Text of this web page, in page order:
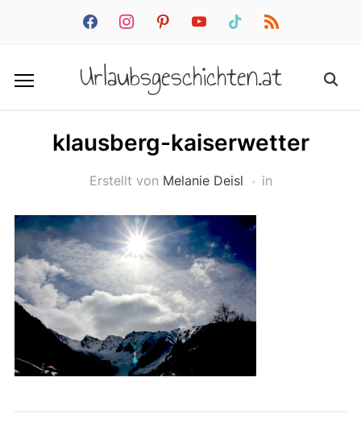
facebookinstagrampinterestyoutube tiktok rss
Urlaubsgeschichten.at
klausberg-kaiserwetter
Erstellt von Melanie Deisl in